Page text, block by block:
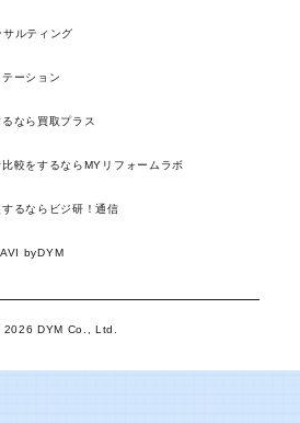
ルティング
ーション
なら買取プラス
較をするならMYリフォームラボ
るならビジ研！通信
byDYM
2026 DYM Co., Ltd.